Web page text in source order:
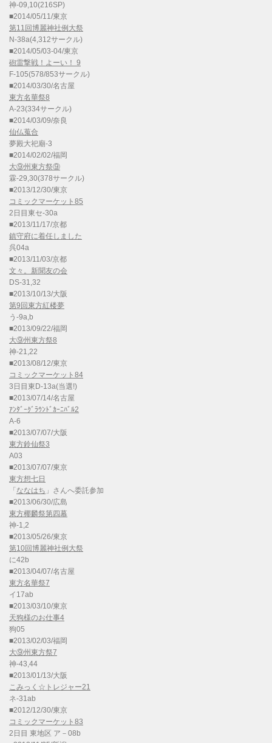
神-09,10(216SP)
■2014/05/11/東京
第11回博麗神社例大祭
N-38a(4,312サークル)
■2014/05/03-04/東京
砲雷撃戦！よーい！ 9
F-105(578/853サークル)
■2014/03/30/名古屋
東方名華祭8
A-23(334サークル)
■2014/03/09/奈良
仙仏蒐合
夢殿大祀廟-3
■2014/02/02/福岡
大⑨州東方祭⑨
霖-29,30(378サークル)
■2013/12/30/東京
コミックマーケット85
2日目東セ-30a
■2013/11/17/京都
鎮守府に着任しました
呉04a
■2013/11/03/京都
文々。新聞友の会
DS-31,32
■2013/10/13/大阪
第9回東方紅楼夢
う-9a,b
■2013/09/22/福岡
大⑨州東方祭8
神-21,22
■2013/08/12/東京
コミックマーケット84
3日目東D-13a(当選!)
■2013/07/14/名古屋
ｱﾝﾀﾞｰｸﾞﾗｳﾝﾄﾞｶｰﾆﾊﾞﾙ2
A-6
■2013/07/07/大阪
東方鈴仙祭3
A03
■2013/07/07/東京
東方想七日
「 ななはち 」さんへ委託参加
■2013/06/30/広島
東方椰麟祭第四幕
神-1,2
■2013/05/26/東京
第10回博麗神社例大祭
に42b
■2013/04/07/名古屋
東方名華祭7
イ17ab
■2013/03/10/東京
天狗様のお仕事4
狗05
■2013/02/03/福岡
大⑨州東方祭7
神-43,44
■2013/01/13/大阪
こみっく☆トレジャー21
ネ-31ab
■2012/12/30/東京
コミックマーケット83
2日目 東地区 ア－08b